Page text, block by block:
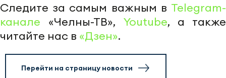
Следите за самым важным в Telegram-
канале «Челны-ТВ», Youtube, а также
читайте нас в «Дзен».
Перейти на страницу новости